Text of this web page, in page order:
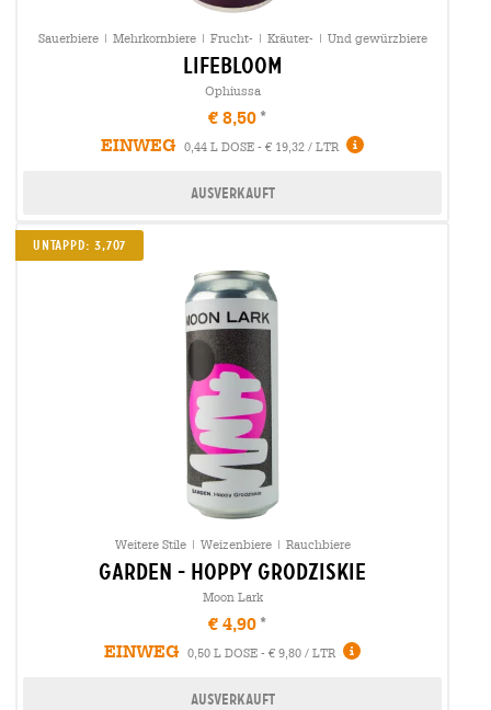
Sauerbiere | Mehrkornbiere | Frucht- | Kräuter- | Und gewürzbiere
lifebloom
Ophiussa
€ 8,50
EINWEG
0,44 L DOSE - € 19,32 / LTR
Ausverkauft
Untappd: 3,707
Weitere Stile | Weizenbiere | Rauchbiere
garden - hoppy grodziskie
Moon Lark
€ 4,90
EINWEG
0,50 L DOSE - € 9,80 / LTR
Ausverkauft